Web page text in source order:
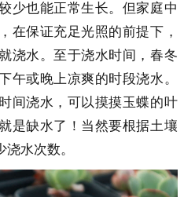
少也能正常生长。但家庭中
在保证充足光照的前提下，
浇水。至于浇水时间，春冬
午或晚上凉爽的时段浇水。
间浇水，可以摸摸玉蝶的叶
是缺水了！当然要根据土壤
水次数。